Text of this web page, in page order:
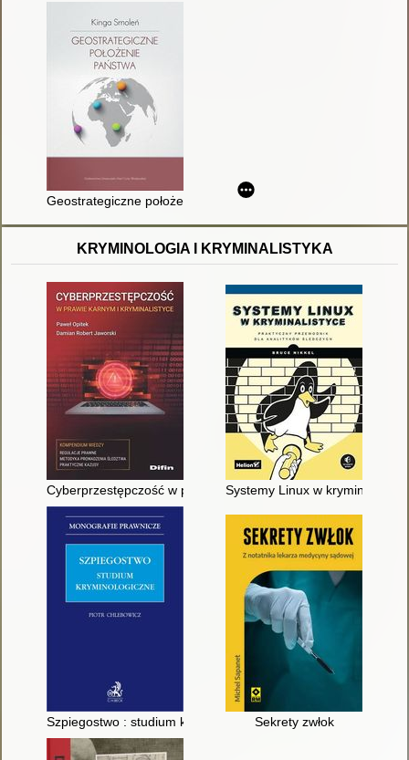
Geostrategiczne położenie państwa
KRYMINOLOGIA I KRYMINALISTYKA
Cyberprzestępczość w prawie karnym i kryminalistyce
Systemy Linux w
Szpiegostwo : studium kryminologiczneSekrety zwłok